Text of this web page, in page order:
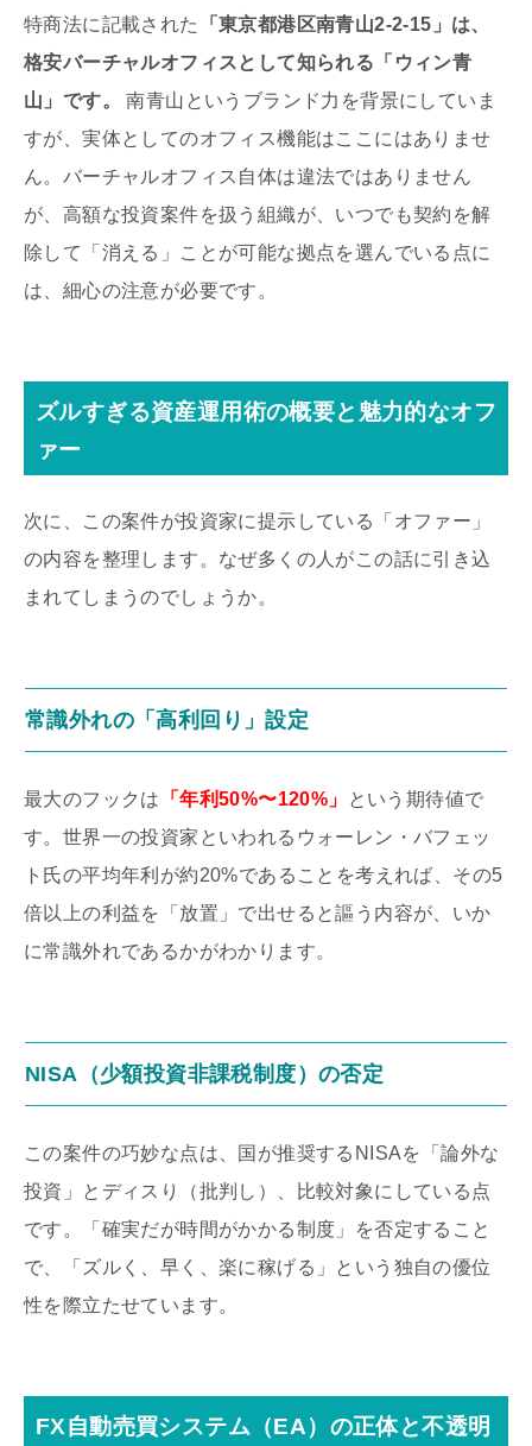
特商法に記載された
「東京都港区南青山2-2-15」は、
格安バーチャルオフィスとして知られる「ウィン青
山」です。
南青山というブランド力を背景にしていま
すが、実体としてのオフィス機能はここにはありませ
ん。バーチャルオフィス自体は違法ではありません
が、高額な投資案件を扱う組織が、いつでも契約を解
除して「消える」ことが可能な拠点を選んでいる点に
は、細心の注意が必要です。
ズルすぎる資産運用術の概要と魅力的なオフ
ァー
次に、この案件が投資家に提示している「オファー」
の内容を整理します。なぜ多くの人がこの話に引き込
まれてしまうのでしょうか。
常識外れの「高利回り」設定
最大のフックは 「年利50%〜120%」
という期待値で
す。世界一の投資家といわれるウォーレン・バフェッ
ト氏の平均年利が約20%であることを考えれば、その5
倍以上の利益を「放置」で出せると謳う内容が、いか
に常識外れであるかがわかります。
NISA（少額投資非課税制度）の否定
この案件の巧妙な点は、国が推奨するNISAを「論外な
投資」とディスり（批判し）、比較対象にしている点
です。「確実だが時間がかかる制度」を否定すること
で、「ズルく、早く、楽に稼げる」という独自の優位
性を際立たせています。
FX自動売買システム（EA）の正体と不透明